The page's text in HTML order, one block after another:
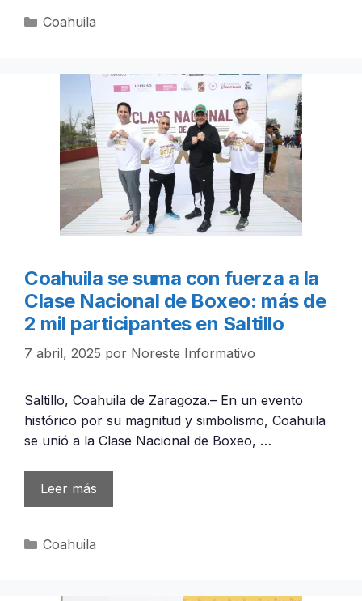
Categorías
Coahuila
Coahuila se suma con fuerza a la
Clase Nacional de Boxeo: más de
2 mil participantes en Saltillo
7 abril, 2025 por Noreste Informativo
Saltillo, Coahuila de Zaragoza.– En un evento
histórico por su magnitud y simbolismo, Coahuila
se unió a la Clase Nacional de Boxeo, …
Leer más
Categorías
Coahuila